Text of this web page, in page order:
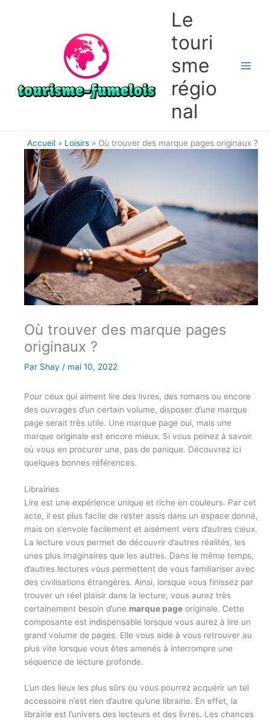
Le
touri
sme
régio
nal
Accueil Loisirs Où trouver des marque pages originaux ?
Où trouver des marque pages
originaux ?
Par Shay / mai 10, 2022
Pour ceux qui aiment lire des livres, des romans ou encore
des ouvrages d’un certain volume, disposer d’une marque
page serait très utile. Une marque page oui, mais une
marque originale est encore mieux. Si vous peinez à savoir
où vous en procurer une, pas de panique. Découvrez ici
quelques bonnes références.
Librairies
Lire est une expérience unique et riche en couleurs. Par cet
acte, il est plus facile de rester assis dans un espace donné,
mais on s’envole facilement et aisément vers d’autres cieux.
La lecture vous permet de découvrir d’autres réalités, les
unes plus imaginaires que les autres. Dans le même temps,
d’autres lectures vous permettent de vous familiariser avec
des civilisations étrangères. Ainsi, lorsque vous finissez par
trouver un réel plaisir dans la lecture, vous aurez très
certainement besoin d’une marque page originale. Cette
composante est indispensable lorsque vous aurez à lire un
grand volume de pages. Elle vous aide à vous retrouver au
plus vite lorsque vous êtes amenés à interrompre une
séquence de lecture profonde.
L’un des lieux les plus sûrs ou vous pourrez acquérir un tel
accessoire n’est rien d’autre qu’une librairie. En effet, la
librairie est l’univers des lecteurs et des livres. Les chances